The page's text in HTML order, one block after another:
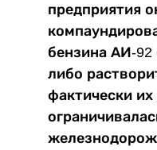
предприятия
бензина АИ-92
либо
фактически их